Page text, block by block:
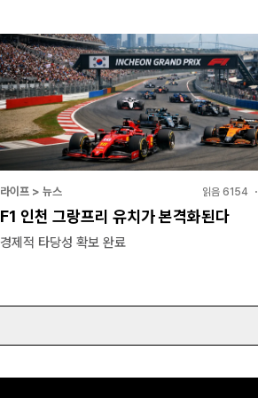
라이프 > 뉴스 읽음 6154・
F1 인천 그랑프리 유치가 본격화된다
경제적 타당성 확보 완료